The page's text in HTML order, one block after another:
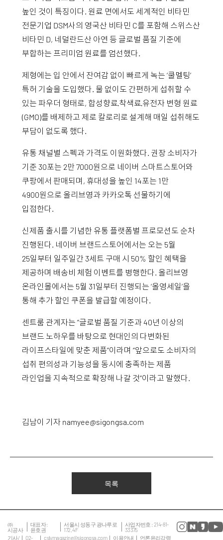
높인 것이 특징이다. 원료 면에서도 세계적인 비타민
전문기업 DSM사의 영국산 비타민 C를 포함해 스위스산
비타민 D, 네덜란드산 아연 등 글로벌 품질 기준에
부합하는 프리미엄 원료를 엄선했다.
제형에는 입 안에서 잔여감 없이 빠르게 녹는 ‘쿨멜팅’
특허 기술을 도입했다. 물 없이도 간편하게 섭취할 수
있는 파우더 형태로, 합성향료·착색료·유전자 변형 원료
(GMO)를 배제하고 제로 칼로리로 설계해 매일 섭취해도
부담이 없도록 했다.
유통 채널별 스펙과 가격도 이원화했다. 권장 소비자가
기준 30포는 2만 7000원으로 네이버 스마트스토어와
쿠팡에서 판매되며, 휴대성을 높인 14포는 1만
4900원으로 올리브영과 카카오톡 선물하기에
입점한다.
신제품 출시를 기념한 유통 플랫폼별 프로모션도 순차
진행된다. 네이버 브랜드스토어에서는 오는 5월
25일부터 일주일간 3세트 구매 시 50% 할인 혜택을
제공하며 배송비 체험 이벤트를 병행한다. 올리브영
온라인몰에서는 5월 31일부터 진행되는 ‘올영세일’을
통해 추가 할인 쿠폰을 발급할 예정이다.
센트룸 관계자는 “글로벌 품질 기준과 40년 이상의
브랜드 노하우를 바탕으로 현대인의 다변화된
라이프스타일에 맞춘 제품”이라며 “앞으로도 소비자의
섭취 편의성과 기능성을 동시에 충족하는 제품
라인업을 지속적으로 확장해 나갈 것”이라고 말했다.
김남이 기자 namyee@sigongsa.com
목록
㈜
시공사
대표자 :
윤호권
서울시 성동구 광나루로
172, 4F
사업자번호 : 214-81-
33375
기사/
02-
cslvmagazine@sigongsa.com 이용안내 언론윤리강령